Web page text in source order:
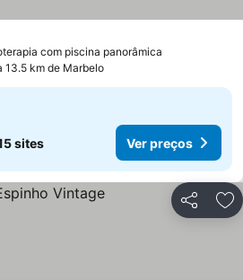
com piscina panorâmica
13.5 km de Marbelo
sites Ver preços
Partilhar